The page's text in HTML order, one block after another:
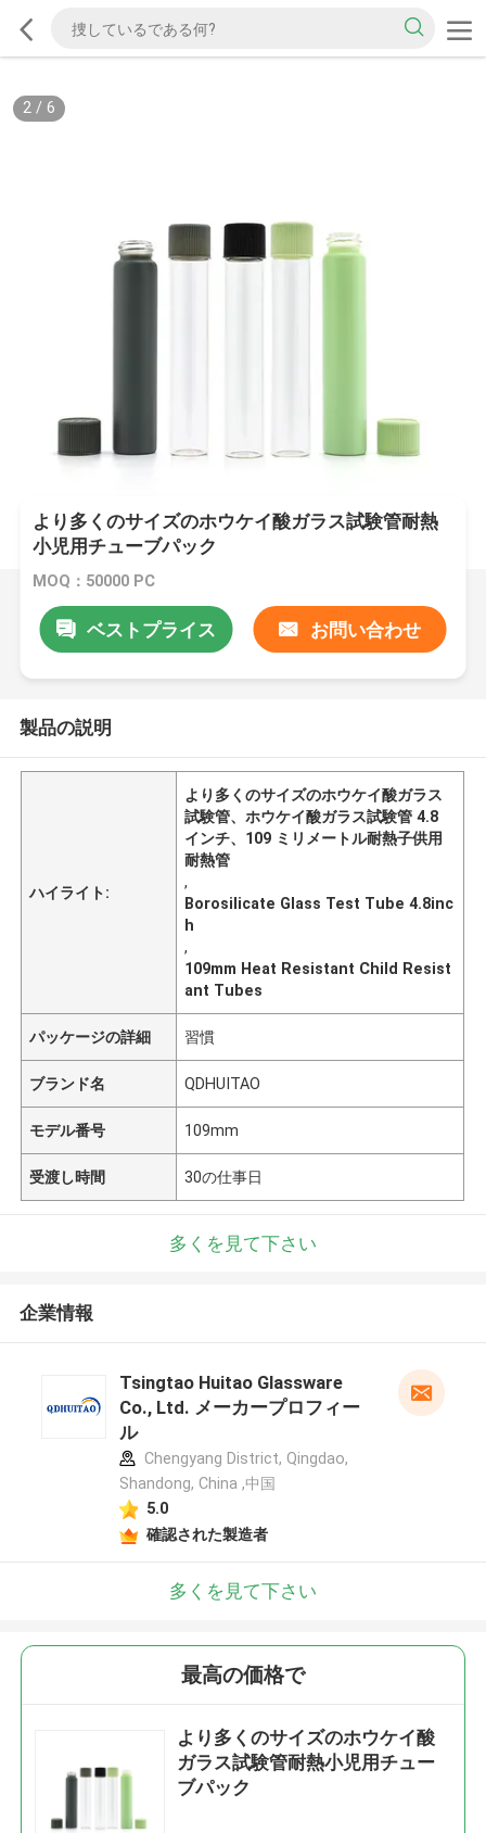
2/ 6
より多くのサイズのホウケイ酸ガラス試験管耐熱
小児用チューブパック
MOQ：50000 PC
ベストプライス お問い合わせ
製品の説明
ハイライト:
より多くのサイズのホウケイ酸ガラス
試験管、ホウケイ酸ガラス試験管 4.8
インチ、109 ミリメートル耐熱子供用
耐熱管
,
Borosilicate Glass Test Tube 4.8inc
h
,
109mm Heat Resistant Child Resist
ant Tubes
パッケージの詳細 習慣
ブランド名 QDHUITAO
モデル番号 109mm
受渡し時間 30の仕事日
多くを見て下さい
企業情報
Tsingtao Huitao Glassware
Co., Ltd. メーカープロフィー
ル
Chengyang District, Qingdao,
Shandong, China ,中国
5.0
確認された製造者
多くを見て下さい
最高の価格で
より多くのサイズのホウケイ酸
ガラス試験管耐熱小児用チュー
ブパック